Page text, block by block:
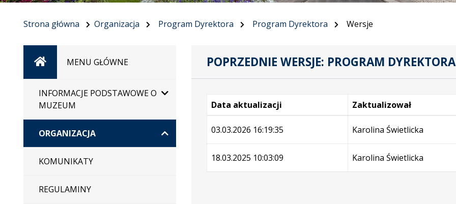
Strona główna Organizacja Program Dyrektora Program Dyrektora Wersje
StronaMENU GŁÓWNE
INFORMACJE PODSTAWOWE O
MUZEUM
ORGANIZACJA
KOMUNIKATY
REGULAMINY
POPRZEDNIE WERSJE: PROGRAM DYREKTORA
Data aktualizacji Zaktualizował
03.03.2026 16:19:35
Karolina Świetlicka
18.03.2025 10:03:09
Karolina Świetlicka